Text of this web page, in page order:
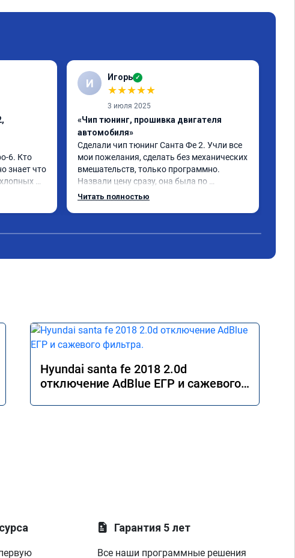
6. Кто
знает что
и
И Игорь ✓
★★★★★
3 июля 2025
«Чип тюнинг, прошивка двигателя
автомобиля»
Сделали чип тюнинг Санта Фе 2. Учли все
мои пожелания, сделать без механических
вмешательств, только программно.
Назвали цену сразу, она была по
окончании работ без изменений.
Читать полностью
Hyundai santa fe 2018 2.0d
отключение AdBlue ЕГР и сажевого
Гарантия 5 лет
Все наши программные решения